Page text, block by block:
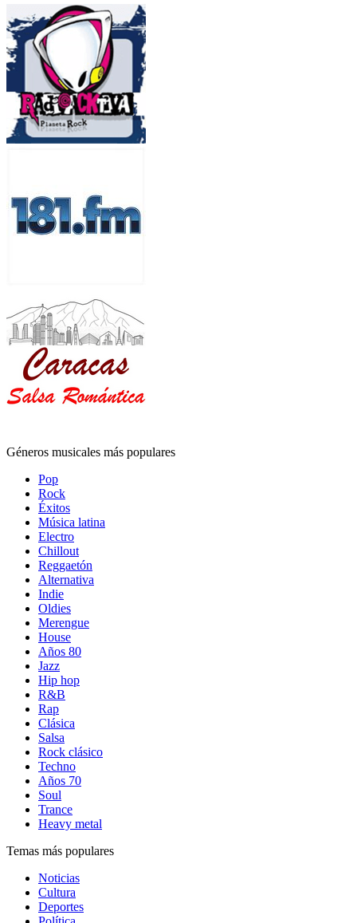
Géneros musicales más populares
Pop
Rock
Éxitos
Música latina
Electro
Chillout
Reggaetón
Alternativa
Indie
Oldies
Merengue
House
Años 80
Jazz
Hip hop
R&B
Rap
Clásica
Salsa
Rock clásico
Techno
Años 70
Soul
Trance
Heavy metal
Temas más populares
Noticias
Cultura
Deportes